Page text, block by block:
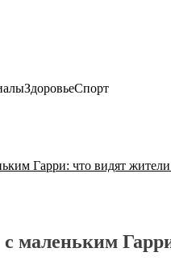
ЗдоровьеСпорт
Гарри: что видят
маленьким